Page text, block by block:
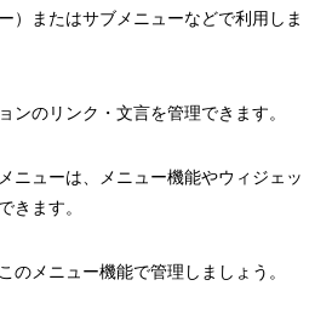
）またはサブメニューなどで利用しま
ンのリンク・文言を管理できます。
ニューは、メニュー機能やウィジェッ
きます。
のメニュー機能で管理しましょう。